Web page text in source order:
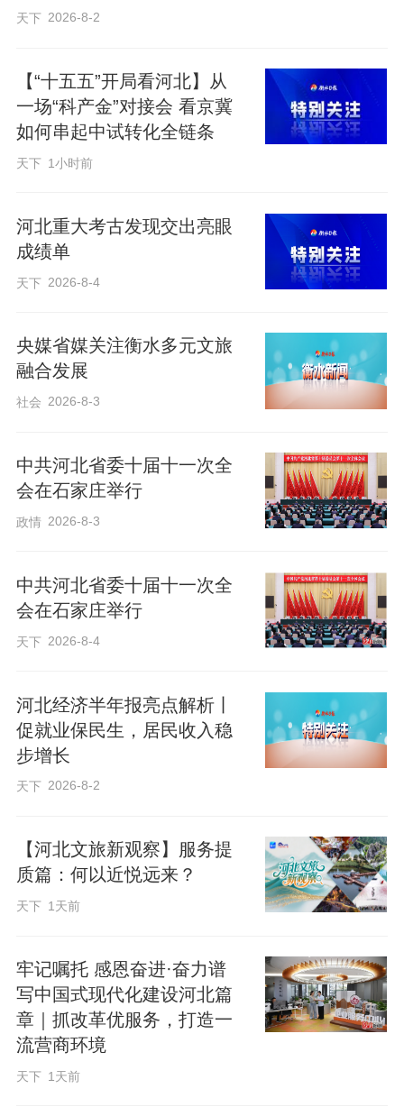
《纲要》把雄安新区建设、京津冀协同发
务，我们坚持一体谋划、统筹部署、重点
突破、系统集成，明确了一系列重大任
务，努力把雄安新区建设成新时代创新高
地和推动高质量发展样板，在对接京津、
《纲要》注重发展方式从规模速度型向质
乡、生态、民生、治理等各个领域质量水
平，切实增强河北发展的质量成色。
新性河北建设、数字河北建设、扩大内
需、区域协调发展、人口高质量发展等18
个方面重点任务，既全面贯彻党中央和省
委《建议》，又符合河北实际，提出创新
性、标志性任务举措。
天下 2026-8-2
【“十五五”开局看河北】从
一场“科产金”对接会 看京冀
如何串起中试转化全链条
天下 1小时前
河北重大考古发现交出亮眼
成绩单
天下 2026-8-4
央媒省媒关注衡水多元文旅
融合发展
社会 2026-8-3
中共河北省委十届十一次全
会在石家庄举行
政情 2026-8-3
中共河北省委十届十一次全
会在石家庄举行
天下 2026-8-4
河北经济半年报亮点解析丨
促就业保民生，居民收入稳
步增长
天下 2026-8-2
【河北文旅新观察】服务提
质篇：何以近悦远来？
天下 1天前
牢记嘱托 感恩奋进·奋力谱
写中国式现代化建设河北篇
章｜抓改革优服务，打造一
流营商环境
天下 1天前